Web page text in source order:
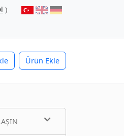
)
Ürün Ekle